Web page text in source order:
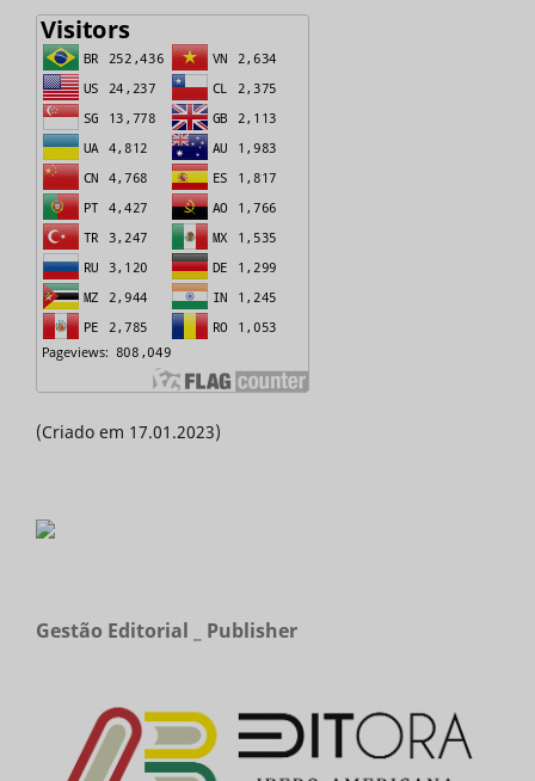
(Criado em 17.01.2023)
Gestão Editorial _ Publisher